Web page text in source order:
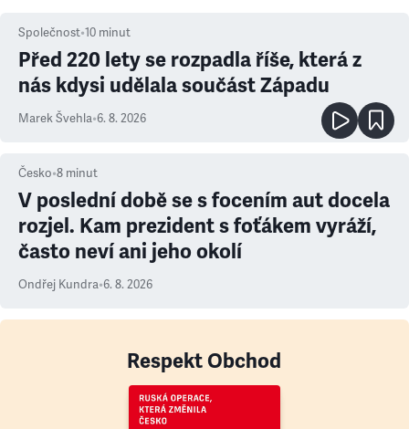
Společnost•10 minut
Před 220 lety se rozpadla říše, která z
nás kdysi udělala součást Západu
Marek Švehla•6. 8. 2026
Česko•8 minut
V poslední době se s focením aut docela
rozjel. Kam prezident s foťákem vyráží,
často neví ani jeho okolí
Ondřej Kundra•6. 8. 2026
Respekt Obchod